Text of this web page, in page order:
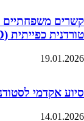
קשרים משפחתיים
טורדנית כפייתית (OCD)
19.01.2026
סיוע אקדמי
14.01.2026